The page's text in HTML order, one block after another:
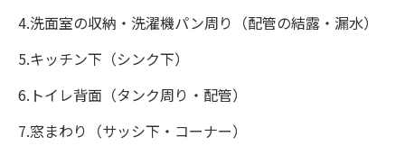
4.洗面室の収納・洗濯機パン周り（配管の結露・漏水）
5.キッチン下（シンク下）
6.トイレ背面（タンク周り・配管）
7.窓まわり（サッシ下・コーナー）